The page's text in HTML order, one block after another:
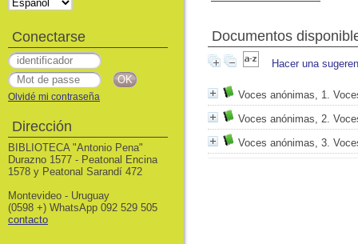
Documentos
Hacer una
Voces anónimas, 1.
Voces anónimas, 2.
Voces anónimas, 3.
Conectarse
Olvidé mi contraseña
Dirección
BIBLIOTECA "Antonio Pena"
Durazno 1577 - Peatonal Encina
1578 y Peatonal Sarandí 472
Montevideo - Uruguay
(0598 +) WhatsApp 092 529 505
contacto